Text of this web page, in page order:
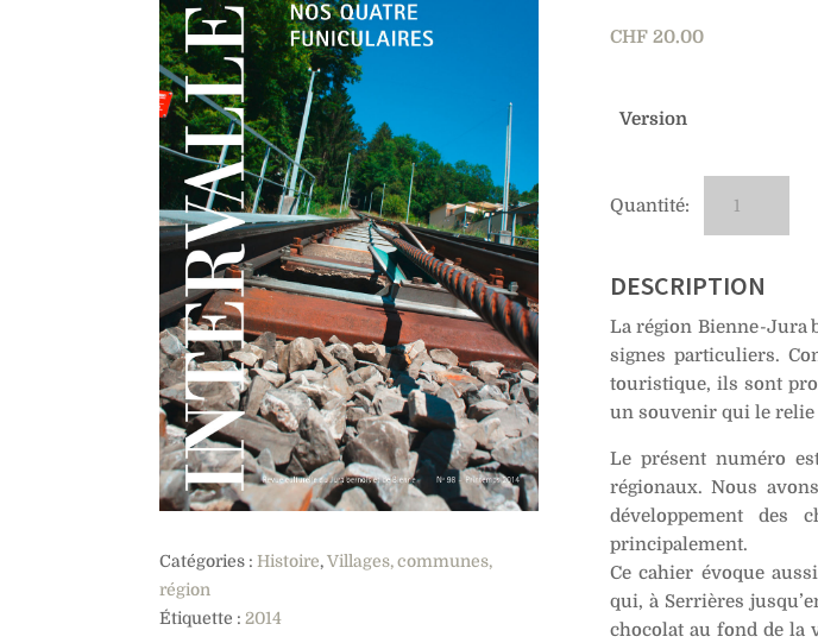
Catégories :Histoire,Villages, communes,
région
Étiquette :2014
CHF20.00
Version
98
Nos
quatre
funiculaires
DESCRIPTION
La région Bienne -
signes particuliers.
touristique, ils sont
un souvenir qui le relie
Le présent numéro
régionaux. Nous
développement
principalement.
Ce cahier évoque
qui, à Serrières
chocolat au fond de la